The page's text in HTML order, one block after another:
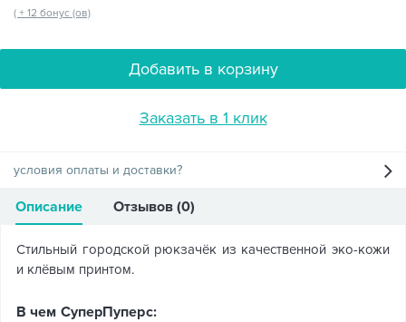
( + 12 бонус (ов)
Добавить в корзину
Заказать в 1 клик
условия оплаты и доставки?
Описание Отзывов (0)
Стильный городской рюкзачёк из качественной эко-кожи
и клёвым принтом.
В чем СуперПуперс: